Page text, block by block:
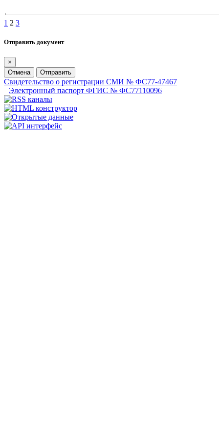
1 2 3
Отправить документ
×
Отмена
Отправить
Свидетельство о регистрации СМИ № ФС77-47467
Электронный паспорт ФГИС № ФС77110096